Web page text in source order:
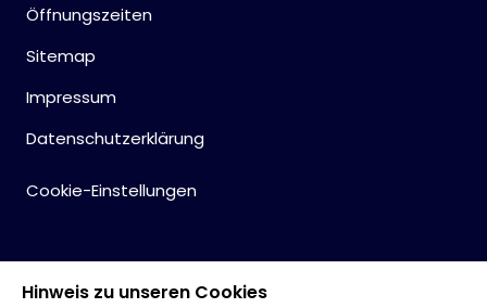
Öffnungszeiten
Sitemap
Impressum
Datenschutzerklärung
Cookie-Einstellungen
Hinweis zu unseren Cookies